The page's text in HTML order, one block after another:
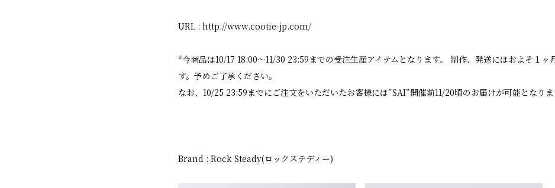
URL : http://www.cootie-jp.com/
*今商品は10/17 18:00〜11/30 23:59までの受注生産アイテムとなります。 制作、発送にはおよそ１ヶ
す。予めご了承ください。
なお、10/25 23:59までにご注文をいただいたお客様には”SAI”開催前11/20頃のお届けが可能となりま
Brand : Rock Steady(ロックステディー)